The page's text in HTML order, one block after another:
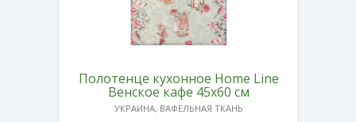
Полотенце кухонное Home Line
Венское кафе 45х60 см
УКРАИНА, ВАФЕЛЬНАЯ ТКАНЬ